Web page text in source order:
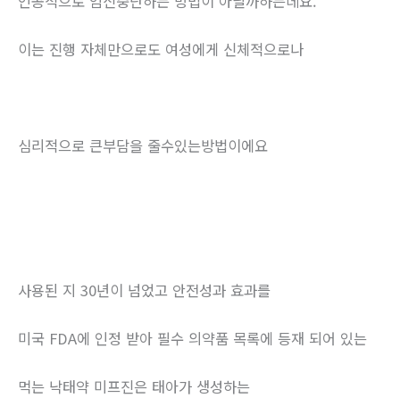
이는 진행 자체만으로도 여성에게 신체적으로나
심리적으로 큰부담을 줄수있는방법이에요
사용된 지 30년이 넘었고 안전성과 효과를
미국 FDA에 인정 받아 필수 의약품 목록에 등재 되어 있는
먹는 낙태약 미프진은 태아가 생성하는